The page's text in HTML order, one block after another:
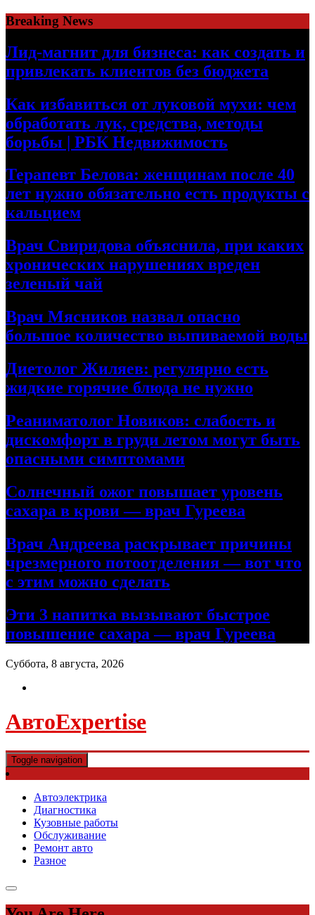
Skip
to
content
Breaking News
Лид-магнит для бизнеса: как создать и
привлекать клиентов без бюджета
Как избавиться от луковой мухи: чем
обработать лук, средства, методы
борьбы | РБК Недвижимость
Терапевт Белова: женщинам после 40
лет нужно обязательно есть продукты с
кальцием
Врач Свиридова объяснила, при каких
хронических нарушениях вреден
зеленый чай
Врач Мясников назвал опасно
большое количество выпиваемой воды
Диетолог Жиляев: регулярно есть
жидкие горячие блюда не нужно
Реаниматолог Новиков: слабость и
дискомфорт в груди летом могут быть
опасными симптомами
Солнечный ожог повышает уровень
сахара в крови — врач Гуреева
Врач Андреева раскрывает причины
чрезмерного потоотделения — вот что
с этим можно сделать
Эти 3 напитка вызывают быстрое
повышение сахара — врач Гуреева
Суббота, 8 августа, 2026
АвтоExpertise
Toggle navigation
Автоэлектрика
Диагностика
Кузовные работы
Обслуживание
Ремонт авто
Разное